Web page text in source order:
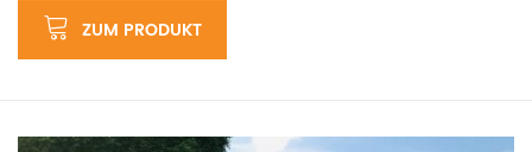
ZUM PRODUKT